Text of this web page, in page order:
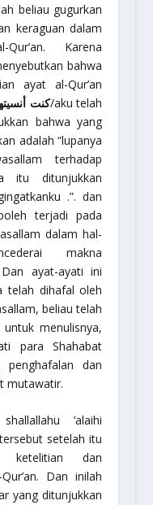
beliau gugurkan
keraguan dalam
Karena
bahwa
ayat al-Qur’an
كنت/aku telah
bahwa yang
adalah“lupanya
terhadap
itu ditunjukkan
.”. dan
terjadi pada
dalam hal-
makna
ayat-ayati ini
telah dihafal oleh
, beliau telah
menulisnya,
para Shahabat
penghafalan dan
mutawatir.
shallallahu ‘alaihi
setelah itu
ketelitian dan
Dan inilah
yang ditunjukkan